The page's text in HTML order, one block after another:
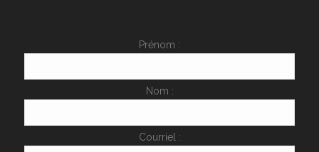
Prénom :
Nom :
Courriel :